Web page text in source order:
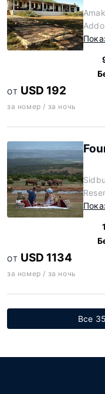
ОТ USD 192
за номер / за ночь
ОТ USD 1134
за номер / за ночь
Все